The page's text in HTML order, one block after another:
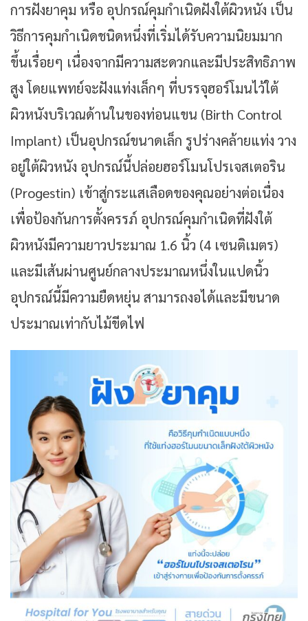
การฝังยาคุม หรือ อุปกรณ์คุมกำเนิดฝังใต้ผิวหนัง เป็น
วิธีการคุมกำเนิดชนิดหนึ่งที่เริ่มได้รับความนิยมมาก
ขึ้นเรื่อยๆ เนื่องจากมีความสะดวกและมีประสิทธิภาพ
สูง โดยแพทย์จะฝังแท่งเล็กๆ ที่บรรจุฮอร์โมนไว้ใต้
ผิวหนังบริเวณด้านในของท่อนแขน (birth Control
Implant) เป็นอุปกรณ์ขนาดเล็ก รูปร่างคล้ายแท่ง วาง
อยู่ใต้ผิวหนัง อุปกรณ์นี้ปล่อยฮอร์โมนโปรเจสเตอริน
(progestin) เข้าสู่กระแสเลือดของคุณอย่างต่อเนื่อง
เพื่อป้องกันการตั้งครรภ์ อุปกรณ์คุมกำเนิดที่ฝังใต้
ผิวหนังมีความยาวประมาณ 1.6 นิ้ว (4 เซนติเมตร)
และมีเส้นผ่านศูนย์กลางประมาณหนึ่งในแปดนิ้ว
อุปกรณ์นี้มีความยืดหยุ่น สามารถงอได้และมีขนาด
ประมาณเท่ากับไม้ขีดไฟ